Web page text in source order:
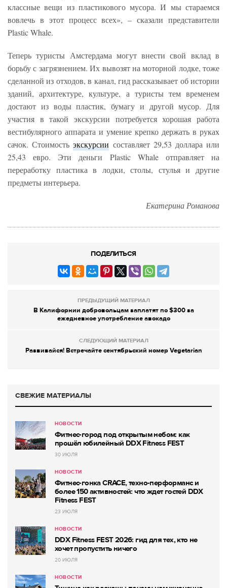
классные вещи из пластикового мусора. И мы стараемся
вовлечь в этот процесс всех», – сказали представители
Plastic Whale.
Теперь туристы Амстердама могут внести свой вклад в
борьбу с загрязнением. Их вывозят на моторной лодке, тоже
сделанной из отходов, в канал, гид рассказывает об истории
зданий, архитектуре, культуре, а туристы тем временем
достают из воды пластик, бумагу и другой мусор. Для
участия в такой экскурсии потребуется хорошая работа
вестибулярного аппарата и умение крепко держать в руках
сачок. Стоимостьэкскурсии составляет 29,53 доллара или
25,43 евро. Эти деньги Plastic Whale отправляет на
переработку пластика в лодки, столы, стулья и другие
предметы интерьера.
Екатерина Романова
ПОДЕЛИТЬСЯ
ПРЕДЫДУЩИЙ МАТЕРИАЛ
В Калифорнии добровольцам заплатят по $300 за
ежедневное употребление авокадо
СЛЕДУЮЩИЙ МАТЕРИАЛ
Развивайся! Встречайте сентябрьский номер Vegetarian
СВЕЖИЕ МАТЕРИАЛЫ
НОВОСТИ
Фитнес-город под открытым небом: как
прошёл юбилейный DDX Fitness FEST
30 ИЮЛЯ
НОВОСТИ
Фитнес-гонка CRACE, техно-перформанс и
более 150 активностей: что ждет гостей DDX
Fitness FEST
23 ИЮЛЯ
НОВОСТИ
DDX Fitness FEST 2026: гид для тех, кто не
хочет пропустить ничего
20 ИЮЛЯ
НОВОСТИ